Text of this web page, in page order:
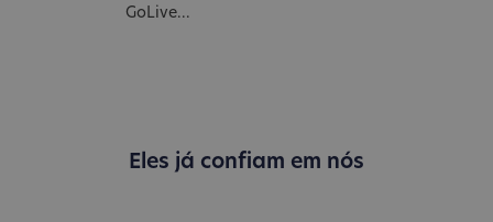
GoLive...
Eles já confiam em nós